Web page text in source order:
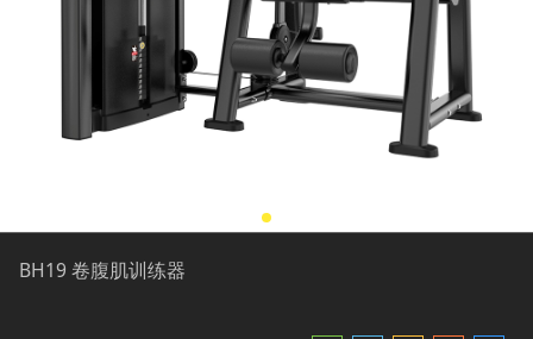
BH19 卷腹肌训练器